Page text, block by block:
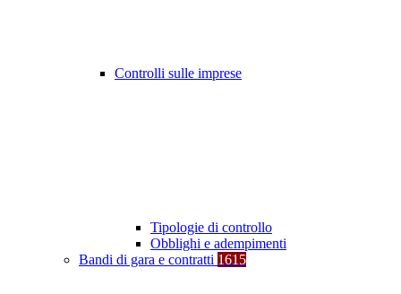
Controlli sulle imprese
Tipologie di controllo
Obblighi e adempimenti
Bandi di gara e contratti 1615